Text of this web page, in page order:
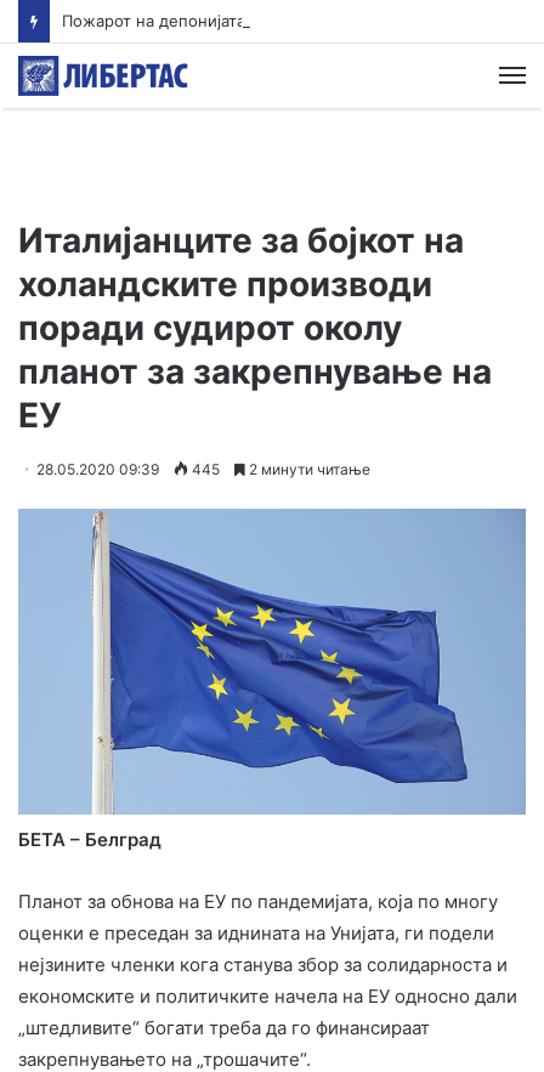
Италијанците за бојкот на
холандските производи
поради судирот околу
планот за закрепнување на
ЕУ
28.05.2020 09:39 445 2 минути читање
БЕТА – Белград
Планот за обнова на ЕУ по пандемијата, која по многу
оценки е преседан за иднината на Унијата, ги подели
нејзините членки кога станува збор за солидарноста и
економските и политичките начела на ЕУ односно дали
„штедливите“ богати треба да го финансираат
закрепнувањето на „трошачите“.